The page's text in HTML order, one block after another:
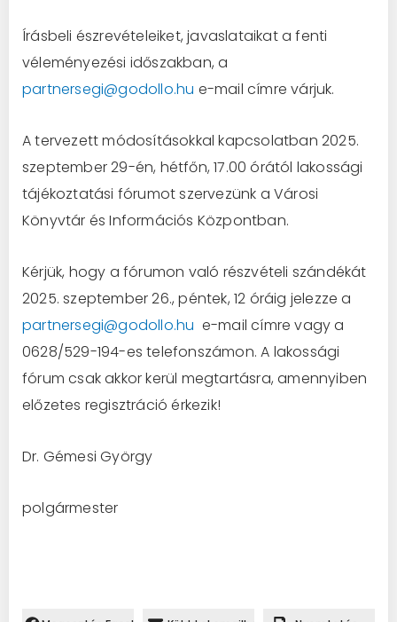
Írásbeli észrevételeiket, javaslataikat a fenti
véleményezési időszakban, a
partnersegi@godollo.hu e-mail címre várjuk.
A tervezett módosításokkal kapcsolatban 2025.
szeptember 29-én, hétfőn, 17.00 órától lakossági
tájékoztatási fórumot szervezünk a Városi
Könyvtár és Információs Központban.
Kérjük, hogy a fórumon való részvételi szándékát
2025. szeptember 26., péntek, 12 óráig jelezze a
partnersegi@godollo.hu e-mail címre vagy a
0628/529-194-es telefonszámon. A lakossági
fórum csak akkor kerül megtartásra, amennyiben
előzetes regisztráció érkezik!
Dr. Gémesi György
polgármester